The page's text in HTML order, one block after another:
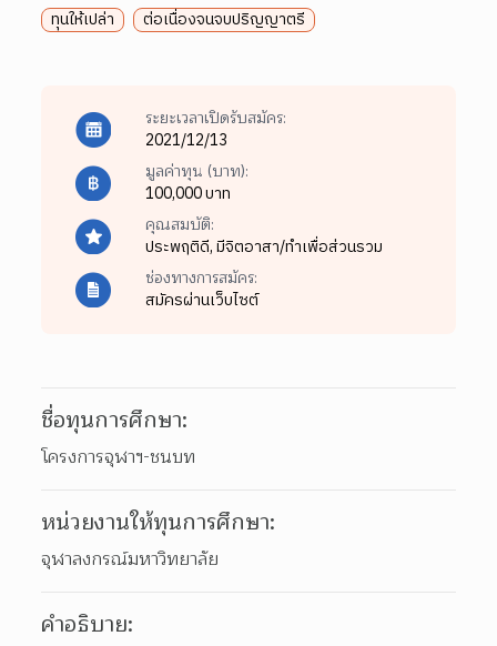
ทุนให้เปล่า
ต่อเนื่องจนจบปริญญาตรี
ระยะเวลาเปิดรับสมัคร:
2021/12/13
มูลค่าทุน (บาท):
100,000 บาท
คุณสมบัติ:
ประพฤติดี,มีจิตอาสา/ทำเพื่อส่วนรวม
ช่องทางการสมัคร:
สมัครผ่านเว็บไซต์
ชื่อทุนการศึกษา:
โครงการจุฬาฯ-ชนบท
หน่วยงานให้ทุนการศึกษา:
จุฬาลงกรณ์มหาวิทยาลัย
คำอธิบาย: